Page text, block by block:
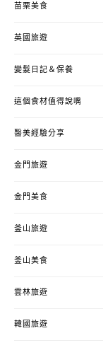
苗栗美食
英國旅遊
變髮日記＆保養
這個食材值得說嘴
醫美經驗分享
金門旅遊
金門美食
釜山旅遊
釜山美食
雲林旅遊
韓國旅遊